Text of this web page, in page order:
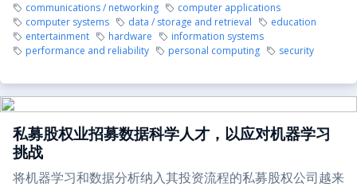
communications / networking
computer applications
computer systems
data / storage and retrieval
education
entertainment
hardware
information systems
performance and reliability
personal computing security
私募股权业招募数据科学人才，以应对机器学习
挑战
将机器学习和数据分析纳入其投资流程的私募股权公司越来